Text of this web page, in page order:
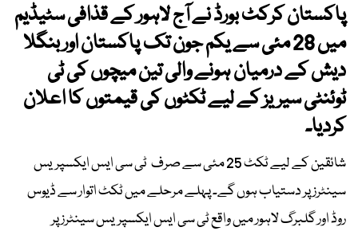
پاکستان کرکٹ بورڈ نے آج لاہور کے قذافی سٹیڈیم
میں 28 مئی سے یکم جون تک پاکستان اور بنگلا
دیش کے درمیان ہونے والی تین میچوں کی ٹی
ٹوئنٹی سیریز کے لیے ٹکٹوں کی قیمتوں کا اعلان
کردیا۔
شائقین کے لیے ٹکٹ 25 مئی سے صرف ٹی سی ایس ایکسپریس
سینٹرز پر دستیاب ہوں گے۔ پہلے مرحلے میں ٹکٹ اتوار سے ڈیوس
روڈ اور گلبرگ لاہور میں واقع ٹی سی ایس ایکسپریس سینٹرز پر